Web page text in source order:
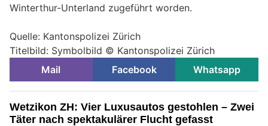
Winterthur-Unterland zugeführt worden.
Quelle: Kantonspolizei Zürich
Titelbild: Symbolbild © Kantonspolizei Zürich
Mail
Facebook Whatsapp
Wetzikon ZH: Vier Luxusautos gestohlen – Zwei
Täter nach spektakulärer Flucht gefasst